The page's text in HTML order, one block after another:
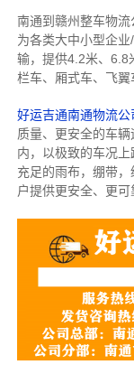
南通到赣州整车物流
为各类大中小型企
输， 提供4.2米、6.8
栏车、厢式车、飞翼
好运吉通南通物流公
质量、更安全的车
内，以极致的车况
充足的雨布，绷带
户提供更安全、更可